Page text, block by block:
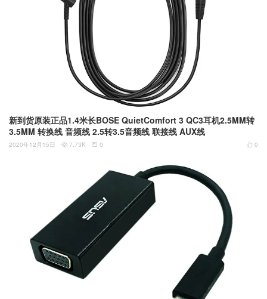
新到货原装正品1.4米长BOSE QuietComfort 3 QC3耳机2.5MM转
3.5MM 转换线 音频线 2.5转3.5音频线 联接线 AUX线
 0
2020年12月15日  7.73K  0